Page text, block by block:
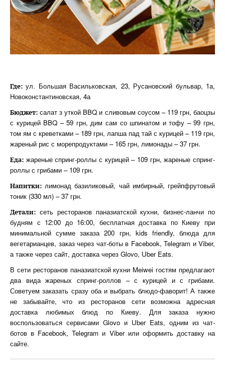
Где: ул. Большая Васильковская, 23, Русановский бульвар, 1а,
Новоконстантиновская, 4а
Бюджет: салат з уткой BBQ и сливовым соусом – 119 грн, баоцзы
с курицей BBQ – 59 грн, дим сам со шпинатом и тофу – 99 грн,
том ям с креветками – 189 грн, лапша пад тай с курицей – 119 грн,
жареный рис с морепродуктами – 165 грн, лимонады – 37 грн.
Еда: жареные спринг-роллы с курицей – 109 грн, жареные спринг-
роллы с грибами – 109 грн.
Напитки: лимонад базиликовый, чай имбирный, грейпфрутовый
тоник (330 мл) – 37 грн.
Детали: сеть ресторанов паназиатской кухни, бизнес-ланчи по
будням с 12:00 до 16:00, бесплатная доставка по Киеву при
минимальной сумме заказа 200 грн, kids friendly, блюда для
вегетарианцев, заказ через чат-боты в Facebook, Telegram и Viber,
а также через сайт, доставка через Glovo, Uber Eats.
В сети ресторанов паназиатской кухни Meiwei гостям предлагают
два вида жареных спринг-роллов – с курицей и с грибами.
Советуем заказать сразу оба и выбрать блюдо-фаворит! А также
не забывайте, что из ресторанов сети возможна адресная
доставка любимых блюд по Киеву. Для заказа нужно
воспользоваться сервисами Glovo и Uber Eats, одним из чат-
ботов в Facebook, Telegram и Viber или оформить доставку на
сайте.